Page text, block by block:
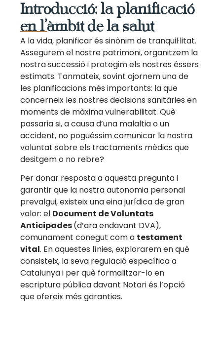
Introducció: la planificació
en l’àmbit de la salut
A la vida, planificar és sinònim de tranquil·litat.
Assegurem el nostre patrimoni, organitzem la
nostra successió i protegim els nostres éssers
estimats. Tanmateix, sovint ajornem una de
les planificacions més importants: la que
concerneix les nostres decisions sanitàries en
moments de màxima vulnerabilitat. Què
passaria si, a causa d’una malaltia o un
accident, no poguéssim comunicar la nostra
voluntat sobre els tractaments mèdics que
desitgem o no rebre?
Per donar resposta a aquesta pregunta i
garantir que la nostra autonomia personal
prevalgui, existeix una eina jurídica de gran
valor: el Document de Voluntats
Anticipades(d’ara endavant DVA),
comunament conegut com a testament
vital. En aquestes línies, explorarem en què
consisteix, la seva regulació específica a
Catalunya i per què formalitzar-lo en
escriptura pública davant Notari és l’opció
que ofereix més garanties.